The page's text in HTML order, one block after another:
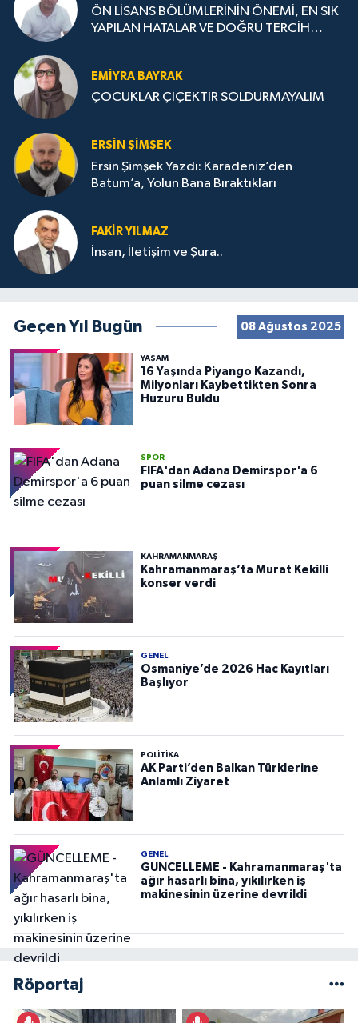
ÖN LİSANS BÖLÜMLERİNİN ÖNEMİ, EN SIK
YAPILAN HATALAR VE DOĞRU TERCİH
EMIYRA BAYRAK
ÇOCUKLAR ÇİÇEKTİR SOLDURMAYALIM
ERSIN ŞIMŞEK
Ersin Şimşek Yazdı: Karadeniz’den
Batum’a, Yolun Bana Bıraktıkları
FAKIR YILMAZ
İnsan, İletişim ve Şura..
Geçen Yıl Bugün 08 Ağustos 2025
YAŞAM
16 Yaşında Piyango Kazandı,
Milyonları Kaybettikten Sonra
Huzuru Buldu
SPOR
FIFA'dan Adana Demirspor'a 6
puan silme cezası
KAHRAMANMARAŞ
Kahramanmaraş’ta Murat Kekilli
konser verdi
GENEL
Osmaniye’de 2026 Hac Kayıtları
Başlıyor
POLITIKA
AK Parti’den Balkan Türklerine
Anlamlı Ziyaret
GENEL
GÜNCELLEME - Kahramanmaraş'ta
ağır hasarlı bina, yıkılırken iş
makinesinin üzerine devrildi
Röportaj